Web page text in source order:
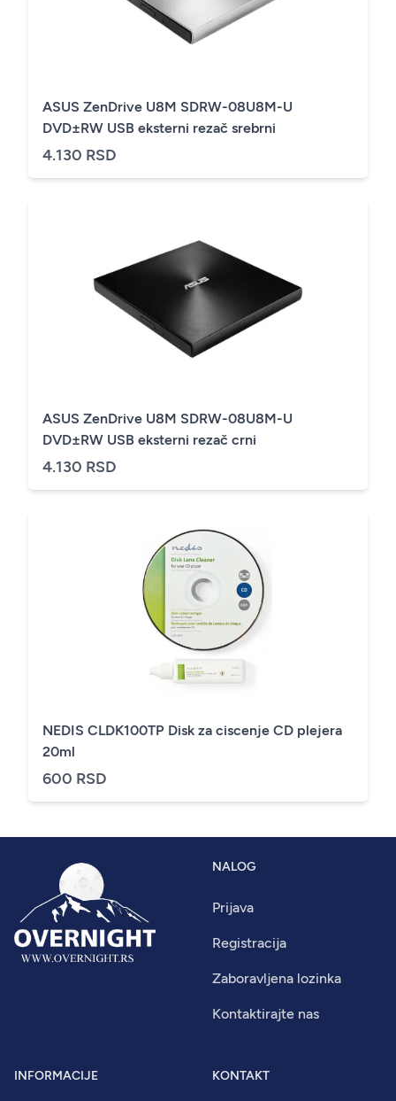
ASUS ZenDrive U8M SDRW-08U8M-U
DVD±RW USB eksterni rezač srebrni
4.130 RSD
ASUS ZenDrive U8M SDRW-08U8M-U
DVD±RW USB eksterni rezač crni
4.130 RSD
NEDIS CLDK100TP Disk za ciscenje CD plejera
20ml
600 RSD
NALOG
Prijava
Registracija
Zaboravljena lozinka
Kontaktirajte nas
INFORMACIJE KONTAKT